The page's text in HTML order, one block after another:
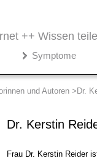
++ Wissen
Symptome
und Autoren Dr.
Dr. Kerstin
Frau Dr. Kerstin Reider